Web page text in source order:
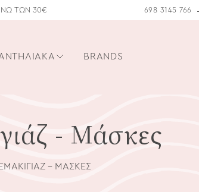
ΤΩΝ 30€ 698 3145 766
BRANDS
- Μάσκες
- ΜΆΣΚΕΣ